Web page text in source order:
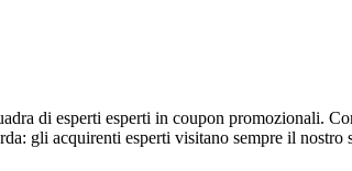
di esperti esperti in coupon promozionali.
gli acquirenti esperti visitano sempre il nostro